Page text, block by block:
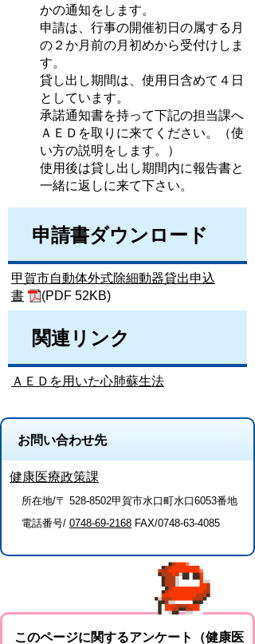
かの通知をします。
申請は、行事の開催初日の属する月
の２か月前の月初めから受付けしま
す。
貸し出し期間は、使用日含めて４日
としています。
承諾通知書を持って下記の担当課へ
ＡＥＤを取りに来てください。（使
い方の説明をします。）
使用後は貸し出し期間内に報告書と
一緒に返しに来て下さい。
申請書ダウンロード
甲賀市自動体外式除細動器貸出申込
書
(PDF 52KB)
関連リンク
ＡＥＤを用いた心肺蘇生法
お問い合わせ先
健康医療政策課
所在地/〒 528-8502甲賀市水口町水口6053番地
電話番号/ 0748-69-2168 FAX/0748-63-4085
このページに関するアンケート（健康医